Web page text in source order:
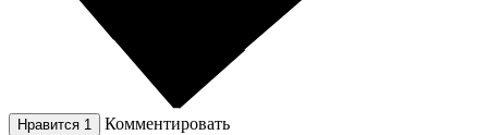
Нравится 1 Комментировать